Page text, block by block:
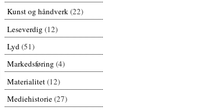
Kunst og håndverk(22)
Leseverdig (12)
Lyd(51)
Markedsføring (4)
Materialitet(12)
Mediehistorie(27)